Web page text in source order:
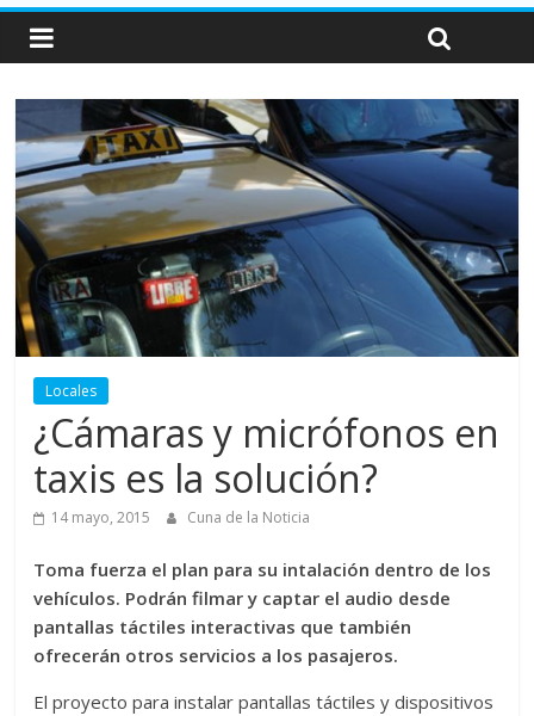
Locales
¿Cámaras y micrófonos en
taxis es la solución?
14 mayo, 2015 Cuna de la Noticia
Toma fuerza el plan para su intalación dentro de los
vehículos. Podrán filmar y captar el audio desde
pantallas táctiles interactivas que también
ofrecerán otros servicios a los pasajeros.
El proyecto para instalar pantallas táctiles y dispositivos